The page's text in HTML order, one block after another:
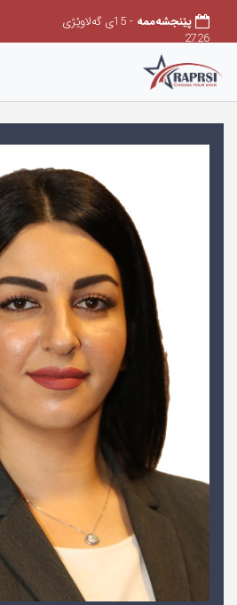
پێنجشەممه
- 15ی گەلاوێژی
2726